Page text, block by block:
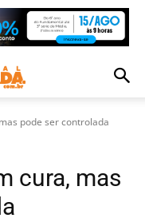
pode ser controlada
cura, mas